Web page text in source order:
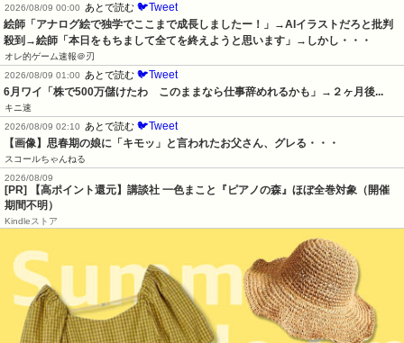
2026/08/09 00:00
あとで読む 🐦Tweet
絵師「アナログ絵で独学でここまで成長しましたー！」→AIイラストだろと批判
殺到→絵師「本日をもちまして全てを終えようと思います」→しかし・・・
オレ的ゲーム速報＠刃
2026/08/09 01:00
あとで読む 🐦Tweet
6月ワイ「株で500万儲けたわ　このままなら仕事辞めれるかも」→２ヶ月後...
キニ速
2026/08/09 02:10
あとで読む 🐦Tweet
【画像】思春期の娘に「キモッ」と言われたお父さん、グレる・・・
スコールちゃんねる
2026/08/09
[PR]
【高ポイント還元】講談社 一色まこと『ピアノの森』ほぼ全巻対象（開催
期間不明）
Kindleストア